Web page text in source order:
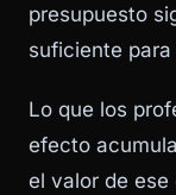
presupuesto
suficiente
Lo que los
efecto
el valor de